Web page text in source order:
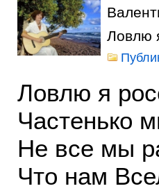
Ловлю
Ловлю я
Частенько
Не все мы
Что нам